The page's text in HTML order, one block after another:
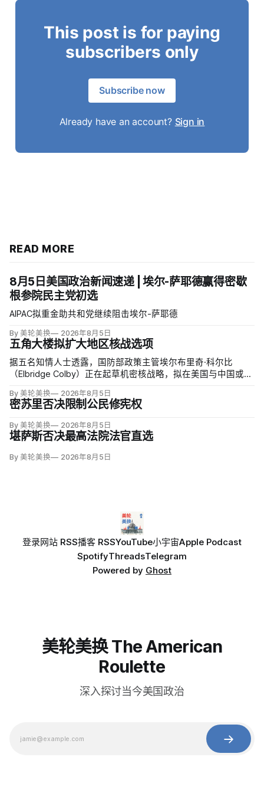
This post is for paying
subscribers only
Subscribe now
Already have an account? Sign in
READ MORE
8月5日美国政治新闻速递 | 埃尔-萨耶德赢得密歇
根参院民主党初选
AIPAC拟重金助共和党继续阻击埃尔-萨耶德
By 美轮美换 2026年8月5日
五角大楼拟扩大地区核战选项
据五名知情人士透露，国防部政策主管埃尔布里奇·科尔比
（Elbridge Colby）正在起草机密核战略，拟在美国与中国或俄
提交总统选择的核报复方案。
By 美轮美换 2026年8月5日
密苏里否决限制公民修宪权
By 美轮美换 2026年8月5日
堪萨斯否决最高法院法官直选
By 美轮美换 2026年8月5日
登录网站 RSS播客 RSSYouTube小宇宙Apple Podcast
SpotifyThreadsTelegram
Powered by Ghost
美轮美换 The American
Roulette
深入探讨当今美国政治